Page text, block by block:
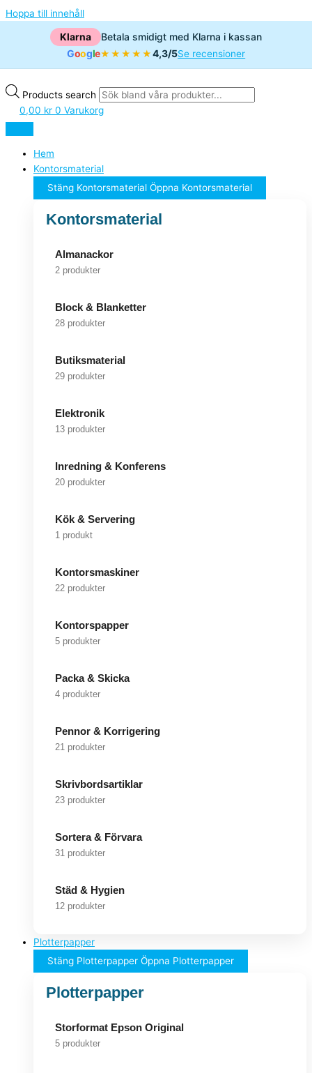
Hoppa till innehåll
Klarna
Betala smidigt med Klarna i kassan
Google★★★★★4,3/5Se recensioner
Products search
0,00 kr 0 Varukorg
Hem
Kontorsmaterial
Stäng Kontorsmaterial Öppna Kontorsmaterial
Kontorsmaterial
Almanackor
2 produkter
Block & Blanketter
28 produkter
Butiksmaterial
29 produkter
Elektronik
13 produkter
Inredning & Konferens
20 produkter
Kök & Servering
1 produkt
Kontorsmaskiner
22 produkter
Kontorspapper
5 produkter
Packa & Skicka
4 produkter
Pennor & Korrigering
21 produkter
Skrivbordsartiklar
23 produkter
Sortera & Förvara
31 produkter
Städ & Hygien
12 produkter
Plotterpapper
Stäng Plotterpapper Öppna Plotterpapper
Plotterpapper
Storformat Epson Original
5 produkter